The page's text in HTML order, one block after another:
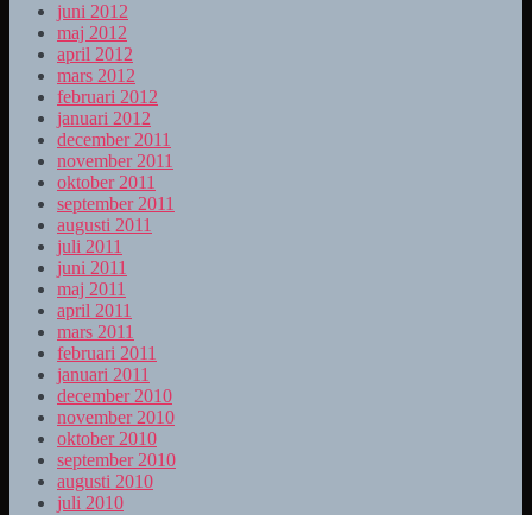
juni 2012
maj 2012
april 2012
mars 2012
februari 2012
januari 2012
december 2011
november 2011
oktober 2011
september 2011
augusti 2011
juli 2011
juni 2011
maj 2011
april 2011
mars 2011
februari 2011
januari 2011
december 2010
november 2010
oktober 2010
september 2010
augusti 2010
juli 2010